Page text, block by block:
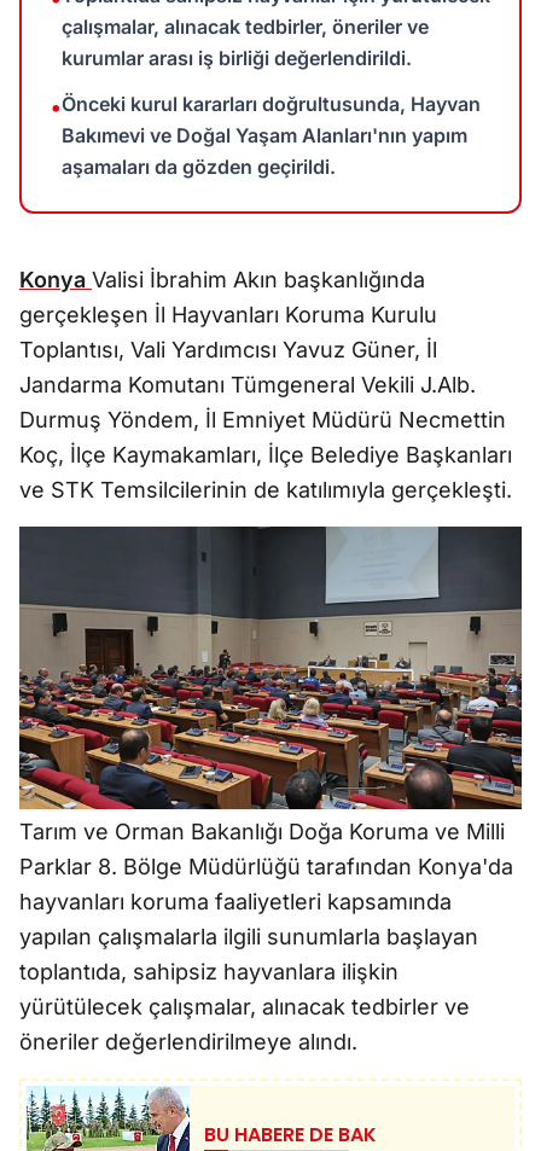
çalışmalar, alınacak tedbirler, öneriler ve
kurumlar arası iş birliği değerlendirildi.
•Önceki kurul kararları doğrultusunda, Hayvan
Bakımevi ve Doğal Yaşam Alanları'nın yapım
aşamaları da gözden geçirildi.
Konya Valisi İbrahim Akın başkanlığında
gerçekleşen İl Hayvanları Koruma Kurulu
Toplantısı, Vali Yardımcısı Yavuz Güner, İl
Jandarma Komutanı Tümgeneral Vekili J.Alb.
Durmuş Yöndem, İl Emniyet Müdürü Necmettin
Koç, İlçe Kaymakamları, İlçe Belediye Başkanları
ve STK Temsilcilerinin de katılımıyla gerçekleşti.
Tarım ve Orman Bakanlığı Doğa Koruma ve Milli
Parklar 8. Bölge Müdürlüğü tarafından Konya'da
hayvanları koruma faaliyetleri kapsamında
yapılan çalışmalarla ilgili sunumlarla başlayan
toplantıda, sahipsiz hayvanlara ilişkin
yürütülecek çalışmalar, alınacak tedbirler ve
öneriler değerlendirilmeye alındı.
BU HABERE DE BAK